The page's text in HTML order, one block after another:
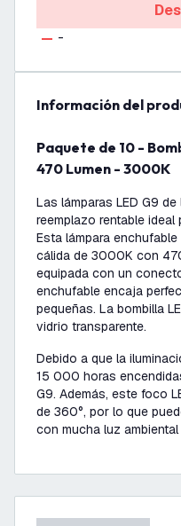
-
información del
Paquete de 10 - Bombilla G9 LED - 3.8 Watt -
470 Lumen - 3000K
Las lámparas LED G9
reemplazo rentable ideal
Esta lámpara
cálida de 3000K con
equipada con un
enchufable encaja
pequeñas. La bombilla
vidrio transparente.
Debido a que la
15 000 horas
G9. Además, este foco
de 360°, por lo que
con mucha luz